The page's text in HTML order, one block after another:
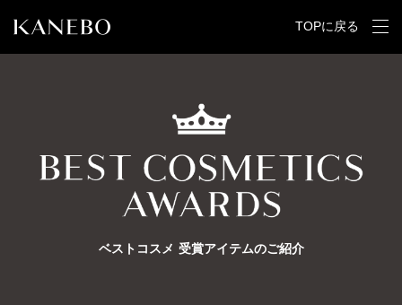
TOPに戻る
ベストコスメ 受賞アイテムのご紹介